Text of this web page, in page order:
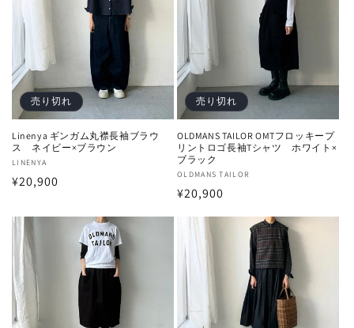
売り切れ
Linenya ギンガム丸襟長袖ブラウ
ス ネイビー×ブラウン
販
売
LINENYA
通
価
格
¥20,900
売り切れ
OLDMANS TAILOR OMTフロッキープ
リントロゴ長袖Tシャツ ホワイト×
ブラック
販
売
OLDMANS TAILOR
通
格
¥20,900